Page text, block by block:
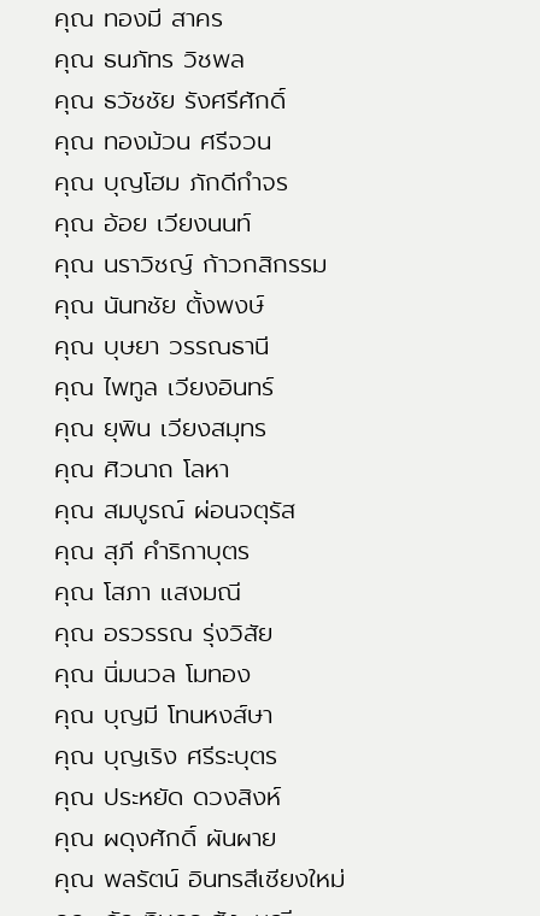
คุณ ทองมี สาคร
คุณ ธนภัทร วิชพล
คุณ ธวัชชัย รังศรีศักดิ์
คุณ ทองม้วน ศรีจวน
คุณ บุญโฮม ภักดีกำจร
คุณ อ้อย เวียงนนท์
คุณ นราวิชญ์ ก้าวกสิกรรม
คุณ นันทชัย ตั้งพงษ์
คุณ บุษยา วรรณธานี
คุณ ไพทูล เวียงอินทร์
คุณ ยุพิน เวียงสมุทร
คุณ ศิวนาถ โลหา
คุณ สมบูรณ์ ผ่อนจตุรัส
คุณ สุภี คำริกาบุตร
คุณ โสภา แสงมณี
คุณ อรวรรณ รุ่งวิสัย
คุณ นิ่มนวล โมทอง
คุณ บุญมี โทนหงส์ษา
คุณ บุญเริง ศรีระบุตร
คุณ ประหยัด ดวงสิงห์
คุณ ผดุงศักดิ์ ผันผาย
คุณ พลรัตน์ อินทรสีเชียงใหม่